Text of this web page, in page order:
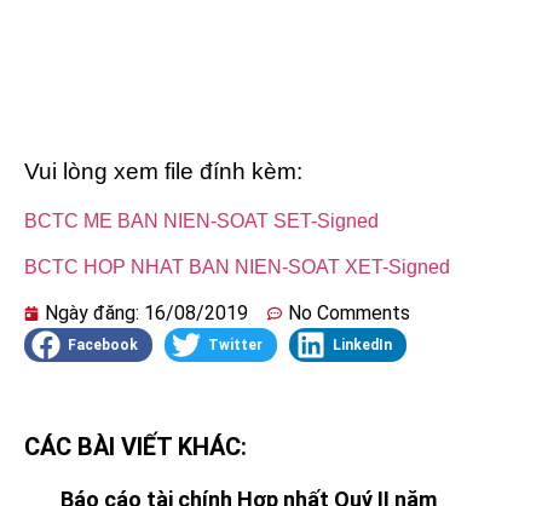
Vui lòng xem file đính kèm:
BCTC ME BAN NIEN-SOAT SET-Signed
BCTC HOP NHAT BAN NIEN-SOAT XET-Signed
Ngày đăng: 16/08/2019 No Comments
Facebook Twitter LinkedIn
CÁC BÀI VIẾT KHÁC:
Báo cáo tài chính Hợp nhất Quý II năm